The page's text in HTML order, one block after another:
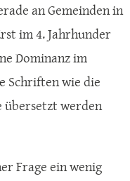
an Gemeinden in
im 4. Jahrhunder
Dominanz im
Schriften wie die
übersetzt werden
Frage ein wenig